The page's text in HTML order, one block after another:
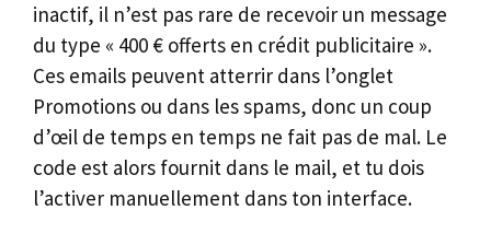
inactif, il n’est pas rare de recevoir un message
du type « 400 € offerts en crédit publicitaire ».
Ces emails peuvent atterrir dans l’onglet
Promotions ou dans les spams, donc un coup
d’œil de temps en temps ne fait pas de mal. Le
code est alors fournit dans le mail, et tu dois
l’activer manuellement dans ton interface.